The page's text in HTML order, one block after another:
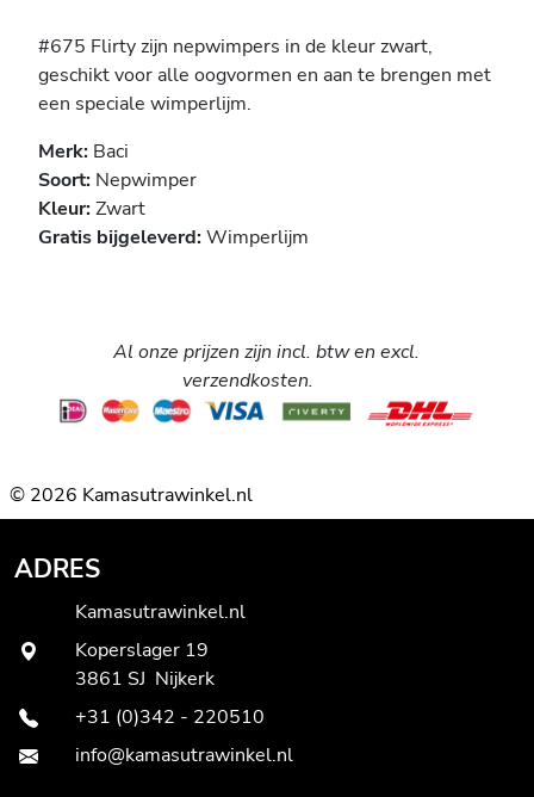
#675 Flirty zijn nepwimpers in de kleur zwart,
geschikt voor alle oogvormen en aan te brengen met
een speciale wimperlijm.
Merk: Baci
Soort: Nepwimper
Kleur:Zwart
Gratis bijgeleverd:Wimperlijm
Al onze prijzen zijn incl. btw en excl.
verzendkosten.
© 2026 Kamasutrawinkel.nl
ADRES
Kamasutrawinkel.nl
Koperslager 19
3861 SJ Nijkerk
+31 (0)342 - 220510
info@kamasutrawinkel.nl